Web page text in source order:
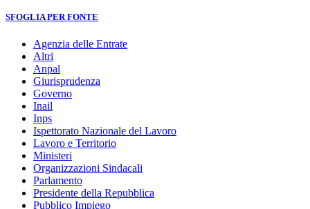
SFOGLIA PER FONTE
Agenzia delle Entrate
Altri
Anpal
Giurisprudenza
Governo
Inail
Inps
Ispettorato Nazionale del Lavoro
Lavoro e Territorio
Ministeri
Organizzazioni Sindacali
Parlamento
Presidente della Repubblica
Pubblico Impiego